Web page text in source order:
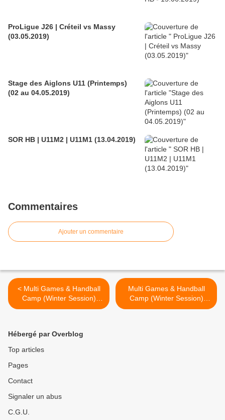
ProLigue J26 | Créteil vs Massy
(03.05.2019)
Stage des Aiglons U11 (Printemps)
(02 au 04.05.2019)
SOR HB | U11M2 | U11M1 (13.04.2019)
Commentaires
Ajouter un commentaire
< Multi Games & Handball
Camp (Winter Session)
Jour 1 (27.02.2018)
Multi Games & Handball
Camp (Winter Session)
Jour 3 (01.03.2018) >
Hébergé par Overblog
Top articles
Pages
Contact
Signaler un abus
C.G.U.